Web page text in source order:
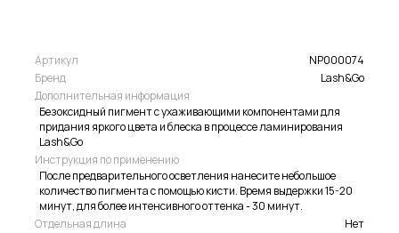
Артикул
NP000074
Бренд
Lash&Go
Дополнительная информация
Безоксидный пигмент с ухаживающими компонентами для
придания яркого цвета и блеска в процессе ламинирования
Lash&Go
Инструкция по применению
После предварительного осветления нанесите небольшое
количество пигмента с помощью кисти. Время выдержки 15-20
минут, для более интенсивного оттенка - 30 минут.
Отдельная длина
Нет